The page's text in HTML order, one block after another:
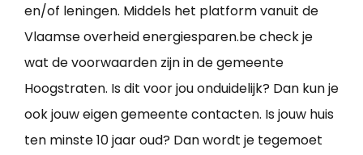
en/of leningen. Middels het platform vanuit de
Vlaamse overheid energiesparen.be check je
wat de voorwaarden zijn in de gemeente
Hoogstraten. Is dit voor jou onduidelijk? Dan kun je
ook jouw eigen gemeente contacten. Is jouw huis
ten minste 10 jaar oud? Dan wordt je tegemoet